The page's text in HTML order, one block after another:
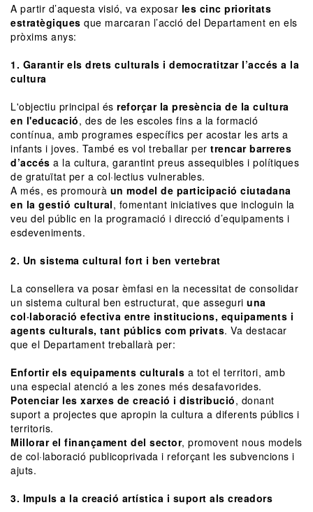
A partir d’aquesta visió, va exposar les cinc prioritats
estratègiques que marcaran l’acció del Departament en els
pròxims anys:
1. Garantir els drets culturals i democratitzar l’accés a la
cultura
L'objectiu principal és reforçar la presència de la cultura
en l'educació, des de les escoles fins a la formació
contínua, amb programes específics per acostar les arts a
infants i joves. També es vol treballar per trencar barreres
d’accés a la cultura, garantint preus assequibles i polítiques
de gratuïtat per a col·lectius vulnerables.
A més, es promourà un model de participació ciutadana
en la gestió cultural, fomentant iniciatives que incloguin la
veu del públic en la programació i direcció d’equipaments i
esdeveniments.
2. Un sistema cultural fort i ben vertebrat
La consellera va posar èmfasi en la necessitat de consolidar
un sistema cultural ben estructurat, que asseguri una
col·laboració efectiva entre institucions, equipaments i
agents culturals, tant públics com privats. Va destacar
que el Departament treballarà per:
Enfortir els equipaments culturals a tot el territori, amb
una especial atenció a les zones més desafavorides.
Potenciar les xarxes de creació i distribució, donant
suport a projectes que apropin la cultura a diferents públics i
territoris.
Millorar el finançament del sector, promovent nous models
de col·laboració publicoprivada i reforçant les subvencions i
ajuts.
3. Impuls a la creació artística i suport als creadors